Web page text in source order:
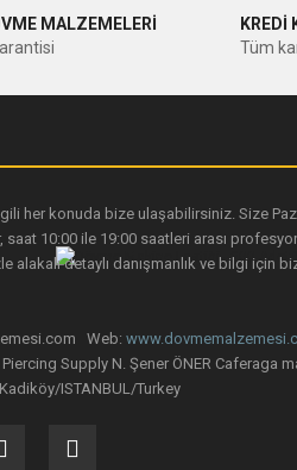
bozuk veya görüntülenemiyor.
MALZEMELERİ
KREDİ
Tüm
her konuda bize ulaşabilirsiniz. Size
saat 10:00 ile 19:00 saatleri arası
alakalı detaylı danışmanlık ve bilgi için
Web:
Supply N. Şener ÖNER Caferaga
ISTANBUL/Turkey